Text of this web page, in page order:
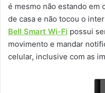
é mesmo não estando em
de casa e não tocou o
Bell Smart Wi-Fi possui
movimento e mandar
celular, inclusive com as